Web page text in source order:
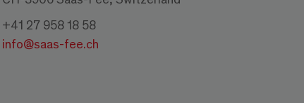
+41 27 958 18 58
info@saas-fee.ch